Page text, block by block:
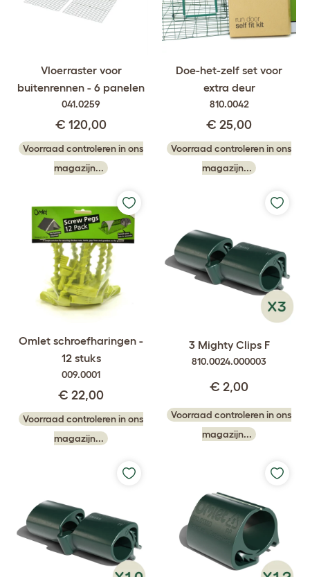
Vloerraster voor
buitenrennen - 6 panelen
041.0259
€ 120,00
Voorraad controleren in ons
magazijn...
Doe-het-zelf set voor
extra deur
810.0042
€ 25,00
Voorraad controleren in ons
magazijn...
Omlet schroefharingen -
12 stuks
009.0001
€ 22,00
Voorraad controleren in ons
magazijn...
3 Mighty Clips F
810.0024.000003
€ 2,00
Voorraad controleren in ons
magazijn...